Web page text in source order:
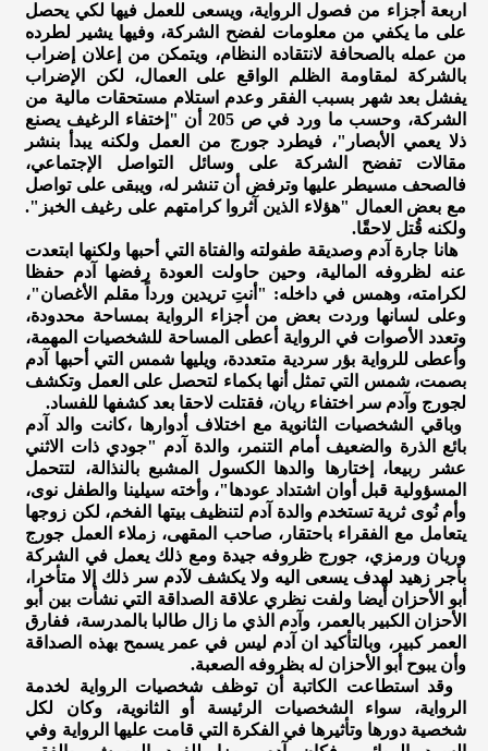
اربعة أجزاء من فصول الرواية، ويسعى للعمل فيها لكي يحصل
على ما يكفي من معلومات لفضح الشركة، وفيها يشير لطرده
من عمله بالصحافة لانتقاده النظام، ويتمكن من إعلان إضراب
بالشركة لمقاومة الظلم الواقع على العمال، لكن الإضراب
يفشل بعد شهر بسبب الفقر وعدم استلام مستحقات مالية من
الشركة، وحسب ما ورد في ص 205 أن "إختفاء الرغيف يصنع
ذلا يعمي الأبصار"، فيطرد جورج من العمل ولكنه يبدأ بنشر
مقالات تفضح الشركة على وسائل التواصل الإجتماعي،
فالصحف مسيطر عليها وترفض أن تنشر له، ويبقى على تواصل
مع بعض العمال "هؤلاء الذين آثروا كرامتهم على رغيف الخبز".
ولكنه قُتل لاحقًا.
هانا جارة آدم وصديقة طفولته والفتاة التي أحبها ولكنها ابتعدت
عنه لظروفه المالية، وحين حاولت العودة رفضها آدم حفظا
لكرامته، وهمس في داخله: "أنتِ تريدين ورداً مقلم الأغصان"،
وعلى لسانها وردت بعض من أجزاء الرواية بمساحة محدودة،
وتعدد الأصوات في الرواية أعطى المساحة للشخصيات المهمة،
وأعطى للرواية بؤر سردية متعددة، ويليها شمس التي أحبها آدم
بصمت، شمس التي تمثل أنها بكماء لتحصل على العمل وتكشف
لجورج وآدم سر اختفاء ريان، فقتلت لاحقا بعد كشفها للفساد.
وباقي الشخصيات الثانوية مع اختلاف أدوارها ،كانت والد آدم
بائع الذرة والضعيف أمام التنمر، والدة آدم "جودي ذات الاثني
عشر ربيعا، إختارها والدها الكسول المشبع بالنذالة، لتتحمل
المسؤولية قبل أوان اشتداد عودها"، وأخته سيلينا والطفل نوى،
وأم نُوى ثرية تستخدم والدة آدم لتنظيف بيتها الفخم، لكن زوجها
يتعامل مع الفقراء باحتقار، صاحب المقهى، زملاء العمل جورج
وريان ورمزي، جورج ظروفه جيدة ومع ذلك يعمل في الشركة
بأجر زهيد لهدف يسعى اليه ولا يكشف لآدم سر ذلك إلا متأخرا،
أبو الأحزان أيضا ولفت نظري علاقة الصداقة التي نشأت بين أبو
الأحزان الكبير بالعمر، وآدم الذي ما زال طالبا بالمدرسة، ففارق
العمر كبير، وبالتأكيد ان آدم ليس في عمر يسمح بهذه الصداقة
وأن يبوح أبو الأحزان له بظروفه الصعبة.
وقد استطاعت الكاتبة أن توظف شخصيات الرواية لخدمة
الرواية، سواء الشخصيات الرئيسة أو الثانوية، وكان لكل
شخصية دورها وتأثيرها في الفكرة التي قامت عليها الرواية وفي